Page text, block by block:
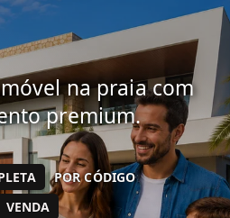
na praia com
premium.
VENDA
POR CÓDIGO